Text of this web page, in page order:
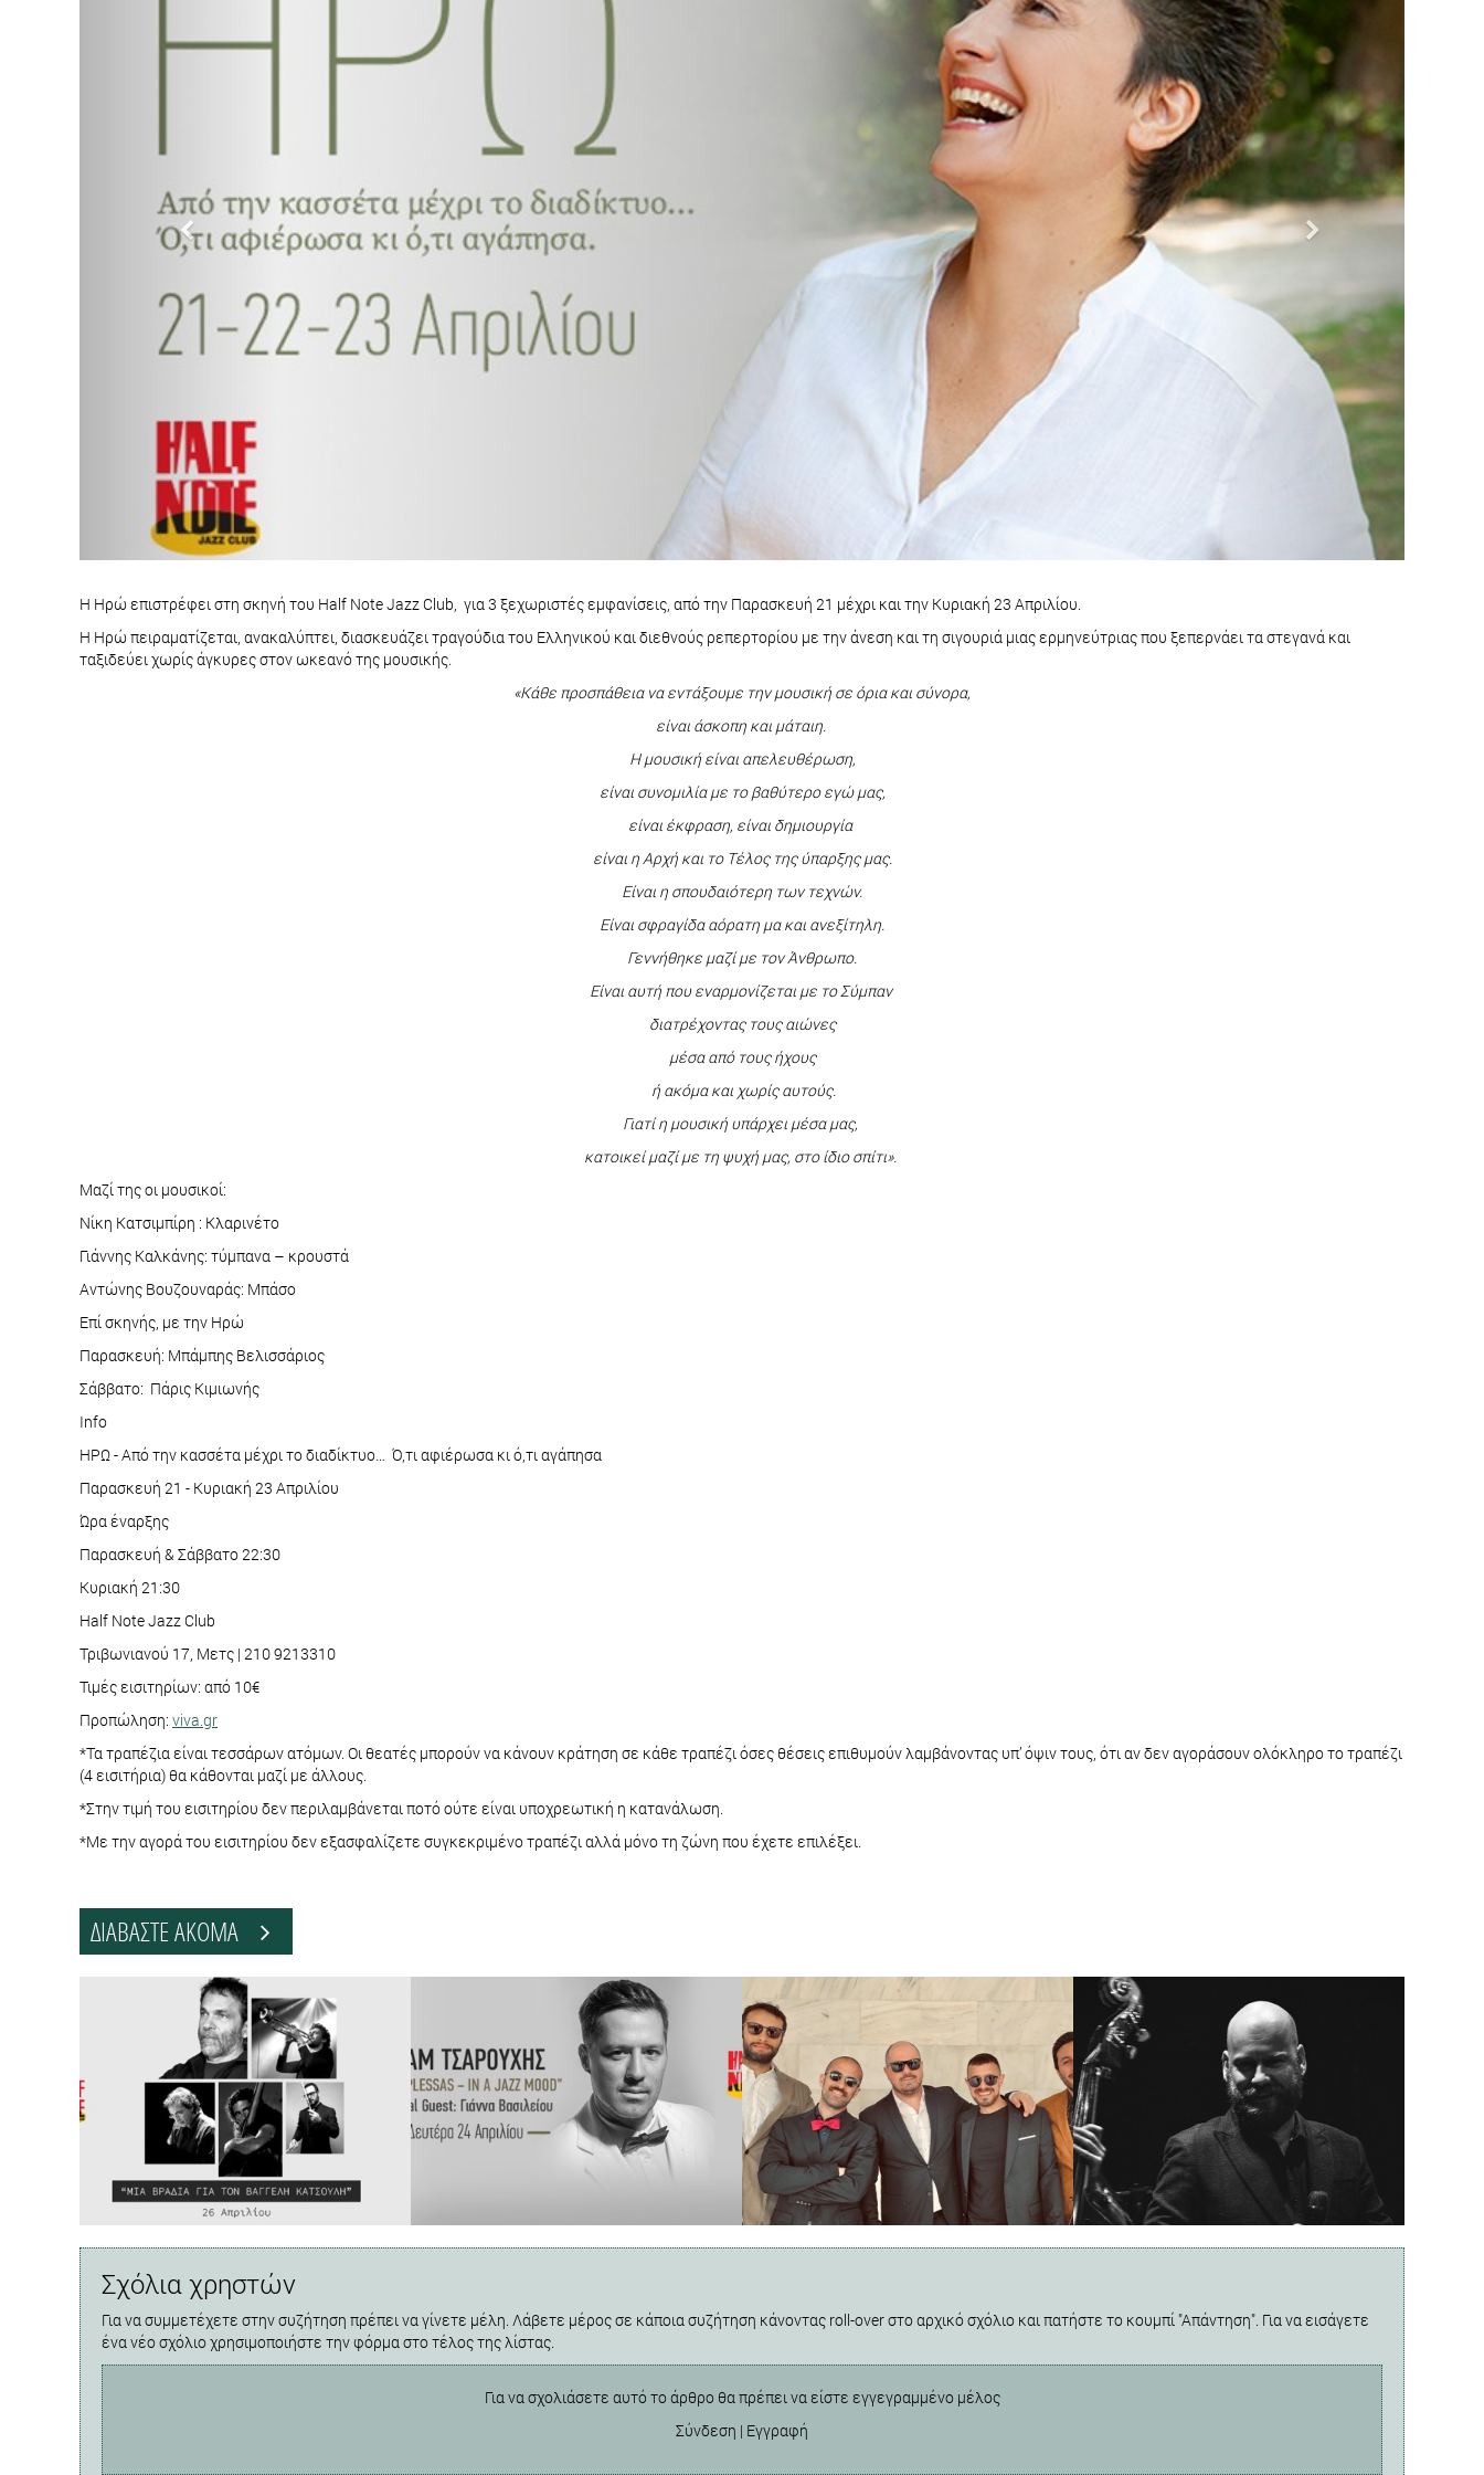
Η Ηρώ επιστρέφει στη σκηνή του Half Note Jazz Club, για 3 ξεχωριστές εμφανίσεις, από την Παρασκευή 21 μέχρι και την Κυριακή 23 Απριλίου.
Η Ηρώ πειραματίζεται, ανακαλύπτει, διασκευάζει τραγούδια του Ελληνικού και διεθνούς ρεπερτορίου με την άνεση και τη σιγουριά μιας ερμηνεύτριας που ξεπερνάει τα στεγανά και
ταξιδεύει χωρίς άγκυρες στον ωκεανό της μουσικής.
«Κάθε προσπάθεια να εντάξουμε την μουσική σε όρια και σύνορα,
είναι άσκοπη και μάταιη.
Η μουσική είναι απελευθέρωση,
είναι συνομιλία με το βαθύτερο εγώ μας,
είναι έκφραση, είναι δημιουργία
είναι η Αρχή και το Τέλος της ύπαρξης μας.
Είναι η σπουδαιότερη των τεχνών.
Είναι σφραγίδα αόρατη μα και ανεξίτηλη.
Γεννήθηκε μαζί με τον Άνθρωπο.
Είναι αυτή που εναρμονίζεται με το Σύμπαν
διατρέχοντας τους αιώνες
μέσα από τους ήχους
ή ακόμα και χωρίς αυτούς.
Γιατί η μουσική υπάρχει μέσα μας,
κατοικεί μαζί με τη ψυχή μας, στο ίδιο σπίτι».
Μαζί της οι μουσικοί:
Νίκη Κατσιμπίρη : Κλαρινέτο
Γιάννης Καλκάνης: τύμπανα – κρουστά
Αντώνης Βουζουναράς: Μπάσο
Επί σκηνής, με την Ηρώ
Παρασκευή: Μπάμπης Βελισσάριος
Σάββατο: Πάρις Κιμιωνής
Info
ΗΡΩ - Από την κασσέτα μέχρι το διαδίκτυο… Ό,τι αφιέρωσα κι ό,τι αγάπησα
Παρασκευή 21 - Κυριακή 23 Απριλίου
Ώρα έναρξης
Παρασκευή & Σάββατο 22:30
Κυριακή 21:30
Half Note Jazz Club
Τριβωνιανού 17, Μετς | 210 9213310
Τιμές εισιτηρίων: από 10€
Προπώληση: viva.gr
*Τα τραπέζια είναι τεσσάρων ατόμων. Οι θεατές μπορούν να κάνουν κράτηση σε κάθε τραπέζι όσες θέσεις επιθυμούν λαμβάνοντας υπ’ όψιν τους, ότι αν δεν αγοράσουν ολόκληρο το τραπέζι
(4 εισιτήρια) θα κάθονται μαζί με άλλους.
*Στην τιμή του εισιτηρίου δεν περιλαμβάνεται ποτό ούτε είναι υποχρεωτική η κατανάλωση.
*Με την αγορά του εισιτηρίου δεν εξασφαλίζετε συγκεκριμένο τραπέζι αλλά μόνο τη ζώνη που έχετε επιλέξει.
ΔΙΑΒΑΣΤΕ ΑΚΟΜΑ
Σχόλια χρηστών
Για να συμμετέχετε στην συζήτηση πρέπει να γίνετε μέλη. Λάβετε μέρος σε κάποια συζήτηση κάνοντας roll-over στο αρχικό σχόλιο και πατήστε το κουμπί "Απάντηση". Για να εισάγετε
ένα νέο σχόλιο χρησιμοποιήστε την φόρμα στο τέλος της λίστας.
Για να σχολιάσετε αυτό το άρθρο θα πρέπει να είστε εγγεγραμμένο μέλος
Σύνδεση | Εγγραφή